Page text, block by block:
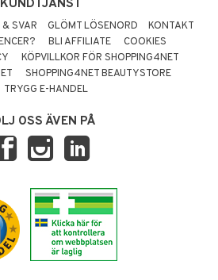
KUNDTJÄNST
SVAR GLÖMT LÖSENORD
KONTAKT
BLI AFFILIATE
COOKIES
KÖPVILLKOR FÖR SHOPPING4NET
SHOPPING4NET BEAUTYSTORE
TRYGG E-HANDEL
OSS ÄVEN PÅ